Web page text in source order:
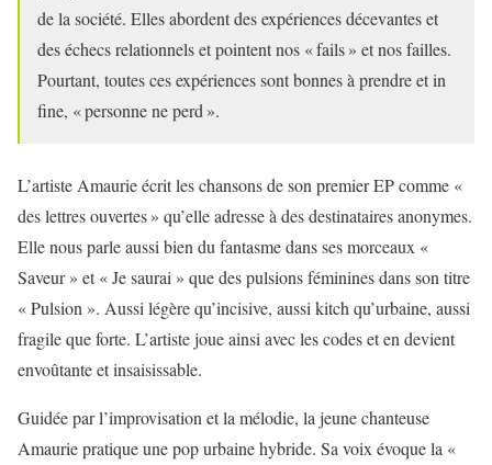
de la société. Elles abordent des expériences décevantes et
des échecs relationnels et pointent nos « fails » et nos failles.
Pourtant, toutes ces expériences sont bonnes à prendre et in
fine, « personne ne perd ».
L’artiste Amaurie écrit les chansons de son premier EP comme «
des lettres ouvertes » qu’elle adresse à des destinataires anonymes.
Elle nous parle aussi bien du fantasme dans ses morceaux «
Saveur » et « Je saurai » que des pulsions féminines dans son titre
« Pulsion ». Aussi légère qu’incisive, aussi kitch qu’urbaine, aussi
fragile que forte. L’artiste joue ainsi avec les codes et en devient
envoûtante et insaisissable.
Guidée par l’improvisation et la mélodie, la jeune chanteuse
Amaurie pratique une pop urbaine hybride. Sa voix évoque la «